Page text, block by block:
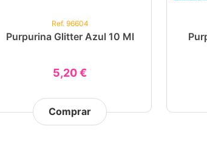
Ref. 96604
Purpurina Glitter Azul 10 Ml
5,20 €
Comprar